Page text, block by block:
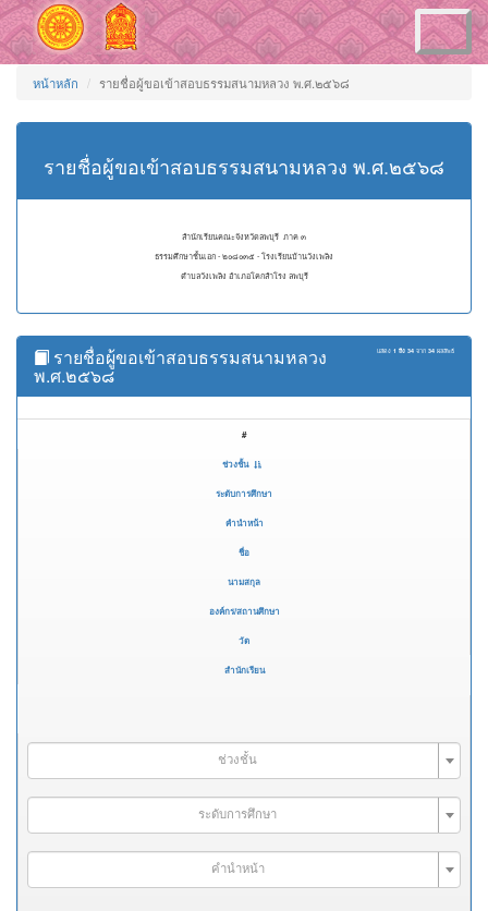
Toggle
navigation
หน้าหลัก รายชื่อผู้ขอเข้าสอบธรรมสนามหลวง พ.ศ.๒๕๖๘
รายชื่อผู้ขอเข้าสอบธรรมสนามหลวง พ.ศ.๒๕๖๘
สำนักเรียนคณะจังหวัดลพบุรี ภาค ๓
ธรรมศึกษาชั้นเอก - ๒๐๘๐๓๕ - โรงเรียนบ้านวังเพลิง
ตำบลวังเพลิง อำเภอโคกสำโรง ลพบุรี
แสดง 1 ถึง 34 จาก 34 ผลลัพธ์
รายชื่อผู้ขอเข้าสอบธรรมสนามหลวง
พ.ศ.๒๕๖๘
#
ช่วงชั้น
ระดับการศึกษา
คำนำหน้า
ชื่อ
นามสกุล
องค์กร/สถานศึกษา
วัด
สำนักเรียน
ช่วงชั้น
ระดับการศึกษา
คำนำหน้า